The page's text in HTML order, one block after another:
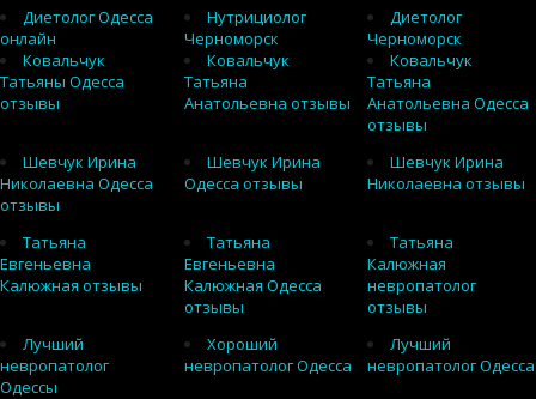
Диетолог Одесса
онлайн
Нутрициолог
Черноморск
Диетолог
Черноморск
Ковальчук
Татьяны Одесса
отзывы
Ковальчук
Татьяна
Анатольевна отзывы
Ковальчук
Татьяна
Анатольевна Одесса
отзывы
Шевчук Ирина
Николаевна Одесса
отзывы
Шевчук Ирина
Одесса отзывы
Шевчук Ирина
Николаевна отзывы
Татьяна
Евгеньевна
Калюжная отзывы
Татьяна
Евгеньевна
Калюжная Одесса
отзывы
Татьяна
Калюжная
невропатолог
отзывы
Лучший
невропатолог
Одессы
Хороший
невропатолог Одесса
Лучший
невропатолог Одесса